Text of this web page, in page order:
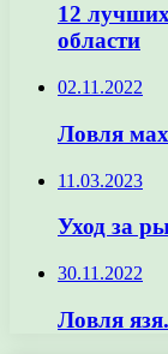
12
области
02.11.2022
Ловля
11.03.2023
Уход за
30.11.2022
Ловля